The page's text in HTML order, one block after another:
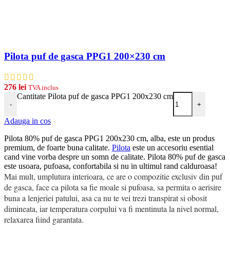
Pilota puf de gasca PPG1 200×230 cm
276 lei TVA inclus
-
Cantitate Pilota puf de gasca PPG1 200x230 cm
+
Adauga in cos
Pilota 80% puf de gasca PPG1 200x230 cm, alba, este un produs
premium, de foarte buna calitate. Pilota este un accesoriu esential
cand vine vorba despre un somn de calitate. Pilota 80% puf de gasca
este usoara, pufoasa, confortabila si nu in ultimul rand calduroasa!
Mai mult, umplutura interioara, ce are o compozitie exclusiv din puf
de gasca, face ca pilota sa fie moale si pufoasa, sa permita o aerisire
buna a lenjeriei patului, asa ca nu te vei trezi transpirat si obosit
dimineata, iar temperatura corpului va fi mentinuta la nivel normal,
relaxarea fiind garantata.